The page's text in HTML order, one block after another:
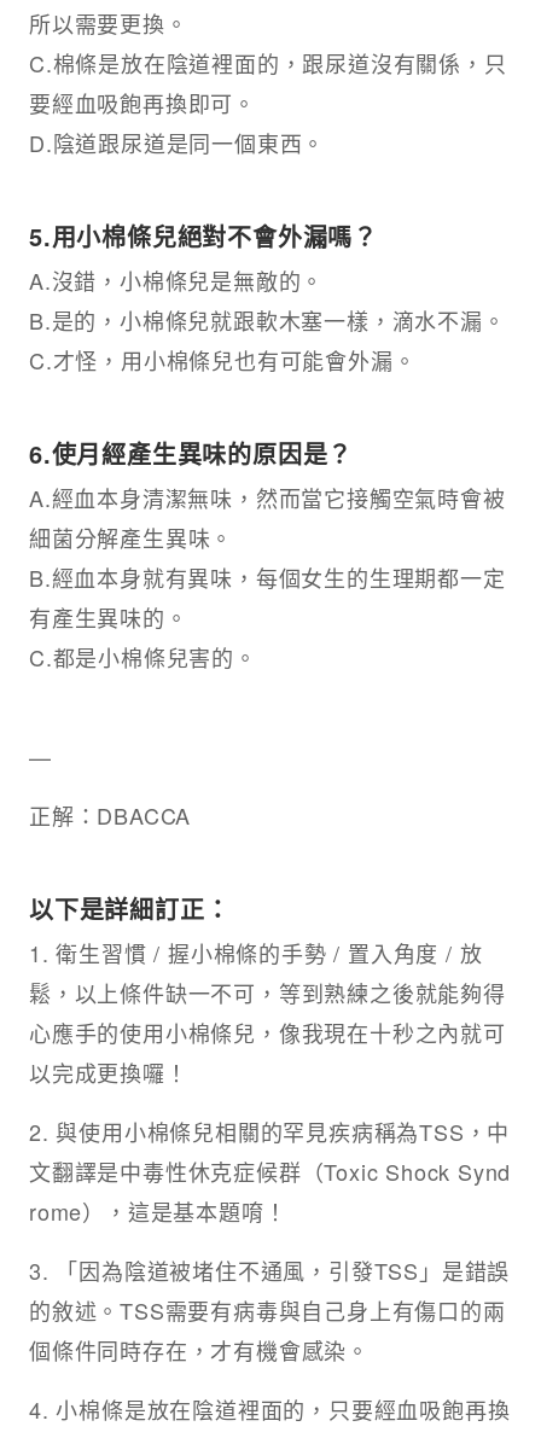
所以需要更換。
C.棉條是放在陰道裡面的，跟尿道沒有關係，只
要經血吸飽再換即可。
D.陰道跟尿道是同一個東西。
5.用小棉條兒絕對不會外漏嗎？
A.沒錯，小棉條兒是無敵的。
B.是的，小棉條兒就跟軟木塞一樣，滴水不漏。
C.才怪，用小棉條兒也有可能會外漏。
6.使月經產生異味的原因是？
A.經血本身清潔無味，然而當它接觸空氣時會被
細菌分解產生異味。
B.經血本身就有異味，每個女生的生理期都一定
有產生異味的。
C.都是小棉條兒害的。
—
正解：DBACCA
以下是詳細訂正：
1. 衛生習慣 / 握小棉條的手勢 / 置入角度 / 放
鬆，以上條件缺一不可，等到熟練之後就能夠得
心應手的使用小棉條兒，像我現在十秒之內就可
以完成更換囉！
2. 與使用小棉條兒相關的罕見疾病稱為TSS，中
文翻譯是中毒性休克症候群（Toxic Shock Synd
rome），這是基本題唷！
3. 「因為陰道被堵住不通風，引發TSS」是錯誤
的敘述。TSS需要有病毒與自己身上有傷口的兩
個條件同時存在，才有機會感染。
4. 小棉條是放在陰道裡面的，只要經血吸飽再換